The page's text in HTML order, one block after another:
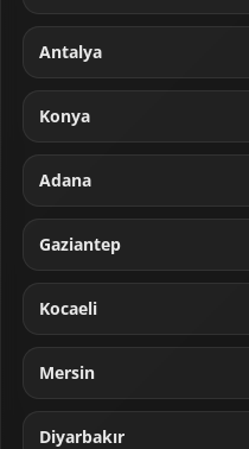
Antalya
Konya
Adana
Gaziantep
Kocaeli
Mersin
Diyarbakır